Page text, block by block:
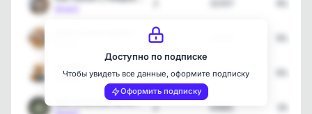
2
[max]
2 11068
Мистическая История
2 43681
Доступно по подписке
Чтобы увидеть все данные, оформите подписку
Оформить подписку